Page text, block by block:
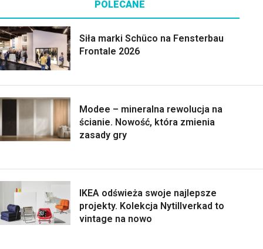
POLECANE
Siła marki Schüco na Fensterbau
Frontale 2026
Modee – mineralna rewolucja na
ścianie. Nowość, która zmienia
zasady gry
IKEA odświeża swoje najlepsze
projekty. Kolekcja Nytillverkad to
vintage na nowo